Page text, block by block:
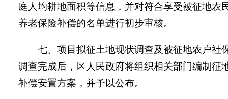
庭人均耕地面积等信息，并对符合享受被征地农
养老保险补偿的名单进行初步审核。
七、项目拟征土地现状调查及被征地农户社
调查完成后，区人民政府将组织相关部门编制征
补偿安置方案，并予以公布。